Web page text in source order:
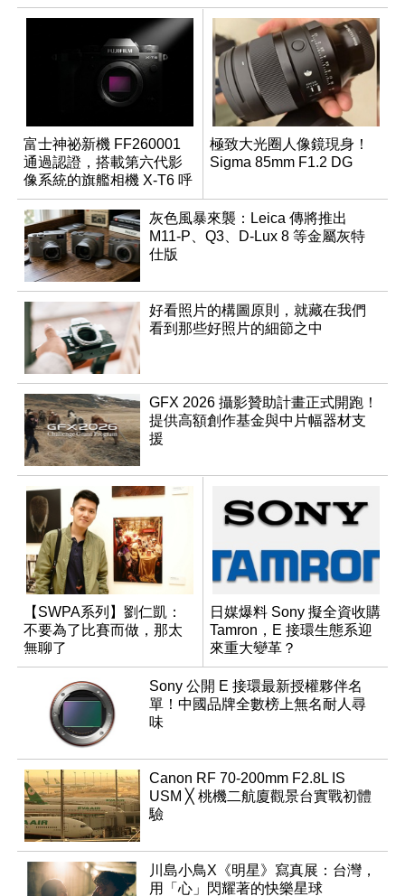
富士神祕新機 FF260001
通過認證，搭載第六代影
像系統的旗艦相機 X-T6 呼
之欲出？
極致大光圈人像鏡現身！
Sigma 85mm F1.2 DG
灰色風暴來襲：Leica 傳將推出
M11-P、Q3、D-Lux 8 等金屬灰特
仕版
好看照片的構圖原則，就藏在我們
看到那些好照片的細節之中
GFX 2026 攝影贊助計畫正式開跑！
提供高額創作基金與中片幅器材支
援
【SWPA系列】劉仁凱：
不要為了比賽而做，那太
無聊了
日媒爆料 Sony 擬全資收購
Tamron，E 接環生態系迎
來重大變革？
Sony 公開 E 接環最新授權夥伴名
單！中國品牌全數榜上無名耐人尋
味
Canon RF 70-200mm F2.8L IS
USM ╳ 桃機二航廈觀景台實戰初體
驗
川島小鳥X《明星》寫真展：台灣，
用「心」閃耀著的快樂星球